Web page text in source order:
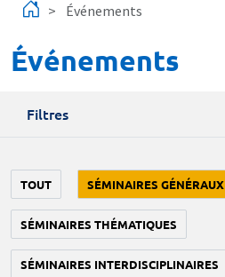
Événements
Événements
Filtres
TOUT SÉMINAIRES GÉNÉRAUX
SÉMINAIRES THÉMATIQUES
SÉMINAIRES INTERDISCIPLINAIRES